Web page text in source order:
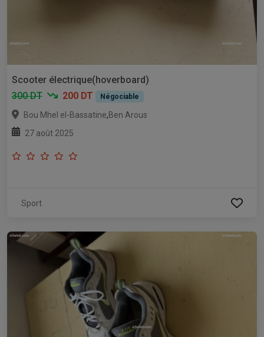
Scooter électrique(hoverboard)
300 DT
200 DT Négociable
Bou Mhel el-Bassatine,Ben Arous
27 août 2025
Sport